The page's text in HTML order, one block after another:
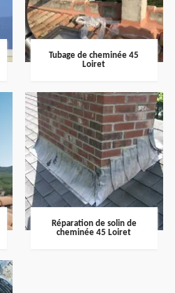
Tubage de cheminée 45
Loiret
Réparation de solin de
cheminée 45 Loiret